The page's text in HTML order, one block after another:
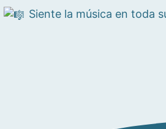
Siente la música en toda